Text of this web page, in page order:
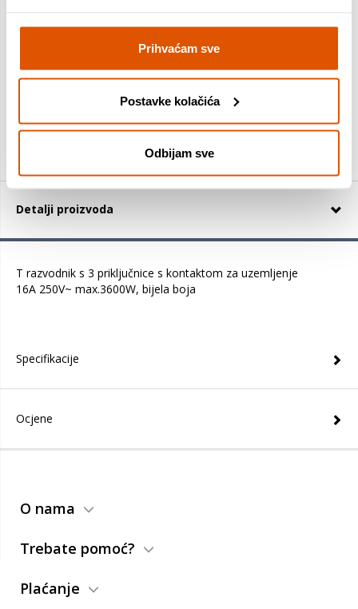
Prihvaćam sve
Postavke kolačića
Odbijam sve
DODAJTE U KOŠARICU
KUPITE ODMAH
Usporedite proizvod
Detalji proizvoda
T razvodnik s 3 priključnice s kontaktom za uzemljenje
16A 250V~ max.3600W, bijela boja
Specifikacije
Ocjene
O nama
Trebate pomoć?
Plaćanje